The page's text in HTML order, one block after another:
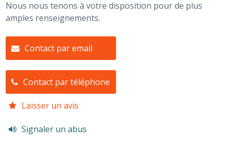
Nous nous tenons à votre disposition pour de plus
amples renseignements.
Contact par email
Contact par téléphone
Laisser un avis
Signaler un abus